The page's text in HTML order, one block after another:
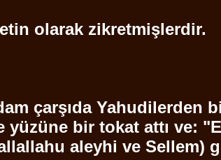
olarak zikretmişlerdir.
çarşıda Yahudilerden
bir tokat attı ve:
aleyhi ve Sellem)